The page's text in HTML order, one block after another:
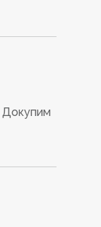
Докупим